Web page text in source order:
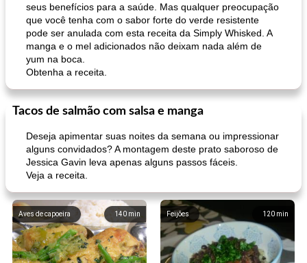
seus benefícios para a saúde. Mas qualquer preocupação
que você tenha com o sabor forte do verde resistente
pode ser anulada com esta receita da Simply Whisked. A
manga e o mel adicionados não deixam nada além de
yum na boca.
Obtenha a receita.
Tacos de salmão com salsa e manga
Deseja apimentar suas noites da semana ou impressionar
alguns convidados? A montagem deste prato saboroso de
Jessica Gavin leva apenas alguns passos fáceis.
Veja a receita.
140 min
Aves de capoeira 120 min
Feijões